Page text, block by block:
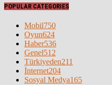
POPULAR CATEGORIES
Mobil750
Oyun624
Haber536
Genel512
Türkiyeden211
İnternet204
Sosyal Medya165